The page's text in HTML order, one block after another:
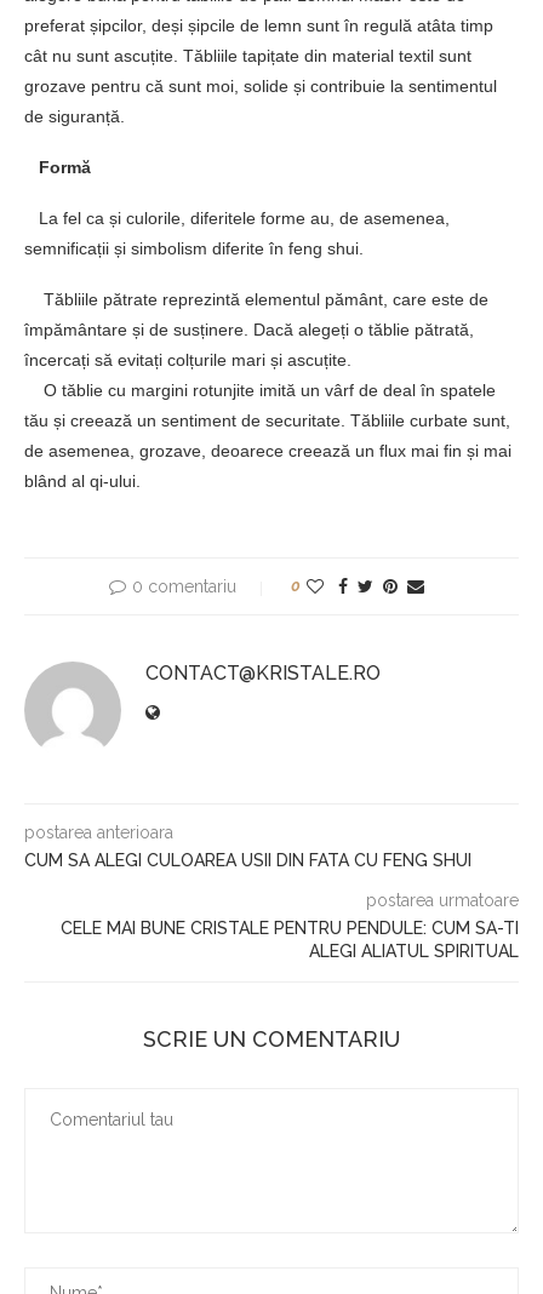
preferat șipcilor, deși șipcile de lemn sunt în regulă atâta timp
cât nu sunt ascuțite. Tăbliile tapițate din material textil sunt
grozave pentru că sunt moi, solide și contribuie la sentimentul
de siguranță.
Formă
La fel ca și culorile, diferitele forme au, de asemenea,
semnificații și simbolism diferite în feng shui.
Tăbliile pătrate reprezintă elementul pământ, care este de
împământare și de susținere. Dacă alegeți o tăblie pătrată,
încercați să evitați colțurile mari și ascuțite.
O tăblie cu margini rotunjite imită un vârf de deal în spatele
tău și creează un sentiment de securitate. Tăbliile curbate sunt,
de asemenea, grozave, deoarece creează un flux mai fin și mai
blând al qi-ului.
0 comentariu 0
CONTACT@KRISTALE.RO
postarea anterioara
CUM SA ALEGI CULOAREA USII DIN FATA CU FENG SHUI
postarea urmatoare
CELE MAI BUNE CRISTALE PENTRU PENDULE: CUM SA-TI
ALEGI ALIATUL SPIRITUAL
SCRIE UN COMENTARIU